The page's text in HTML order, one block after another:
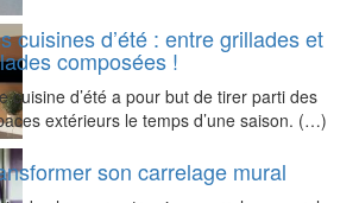
cuisines d’été : entre grillades et
composées !
cuisine d’été a pour but de tirer parti des
extérieurs le temps d’une saison. (…)
son carrelage mural